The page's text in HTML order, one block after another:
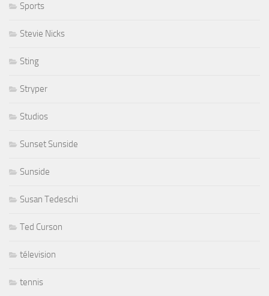
Sports
Stevie Nicks
Sting
Stryper
Studios
Sunset Sunside
Sunside
Susan Tedeschi
Ted Curson
télevision
tennis